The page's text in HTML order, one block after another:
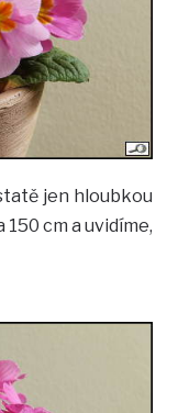
jen hloubkou
cm a uvidíme,